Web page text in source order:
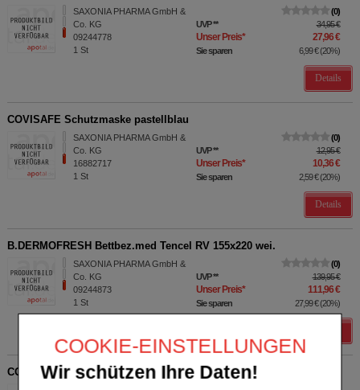
COOKIE-EINSTELLUNGEN
Wir schützen Ihre Daten!
SAXONIA PHARMA GmbH &
Co. KG
09244778
1 St
0
UVP** 34,95 €
Unser Preis* 27,96 €
Sie sparen 6,99 €(20%)
Details
COVISAFE Schutzmaske pastellblau
SAXONIA PHARMA GmbH &
Co. KG
16882717
1 St
0
UVP** 12,95 €
Unser Preis* 10,36 €
Sie sparen 2,59 €(20%)
Details
B.DERMOFRESH Bettbez.med Tencel RV 155x220 wei.
SAXONIA PHARMA GmbH &
Co. KG
09244873
1 St
0
UVP** 139,95 €
Unser Preis* 111,96 €
Sie sparen 27,99 €(20%)
COVISAFE Schutzmaske pastellgrün